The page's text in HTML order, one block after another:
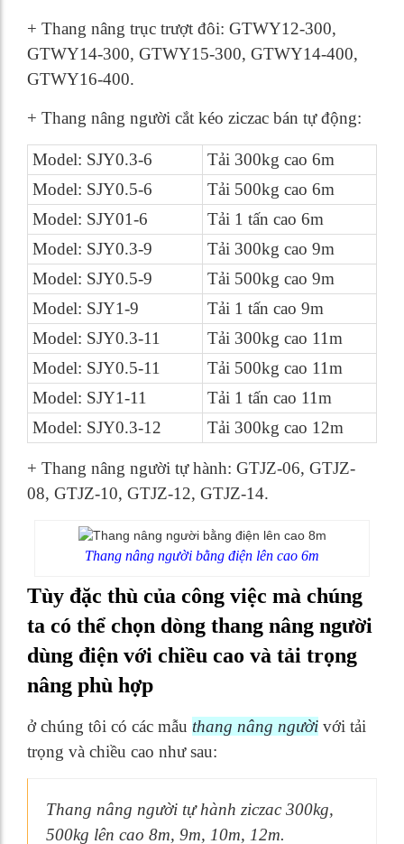
+ Thang nâng trục trượt đôi: GTWY12-300,
GTWY14-300, GTWY15-300, GTWY14-400,
GTWY16-400.
+ Thang nâng người cắt kéo ziczac bán tự động:
Model: SJY0.3-6
Tải 300kg cao 6m
Model: SJY0.5-6
Tải 500kg cao 6m
Model: SJY01-6
Tải 1 tấn cao 6m
Model: SJY0.3-9
Tải 300kg cao 9m
Model: SJY0.5-9
Tải 500kg cao 9m
Model: SJY1-9
Tải 1 tấn cao 9m
Model: SJY0.3-11
Tải 300kg cao 11m
Model: SJY0.5-11
Tải 500kg cao 11m
Model: SJY1-11
Tải 1 tấn cao 11m
Model: SJY0.3-12
Tải 300kg cao 12m
+ Thang nâng người tự hành: GTJZ-06, GTJZ-
08, GTJZ-10, GTJZ-12, GTJZ-14.
Thang nâng người bằng điện lên cao 6m
Tùy đặc thù của công việc mà chúng
ta có thể chọn dòng thang nâng người
dùng điện với chiều cao và tải trọng
nâng phù hợp
ở chúng tôi có các mẫu thang nâng người với tải
trọng và chiều cao như sau:
Thang nâng người tự hành ziczac 300kg,
500kg lên cao 8m, 9m, 10m, 12m.